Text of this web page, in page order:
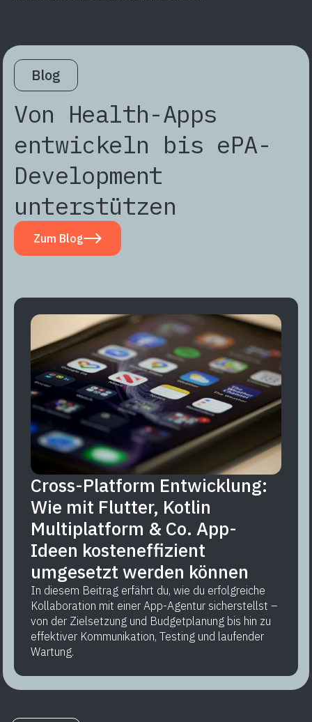
Blog
Von Health-Apps
entwickeln bis ePA-
Development
unterstützen
Zum Blog
Cross-Platform Entwicklung:
Wie mit Flutter, Kotlin
Multiplatform & Co. App-
Ideen kosteneffizient
umgesetzt werden können
In diesem Beitrag erfährt du, wie du erfolgreiche
Kollaboration mit einer App-Agentur sicherstellst –
von der Zielsetzung und Budgetplanung bis hin zu
effektiver Kommunikation, Testing und laufender
Wartung.